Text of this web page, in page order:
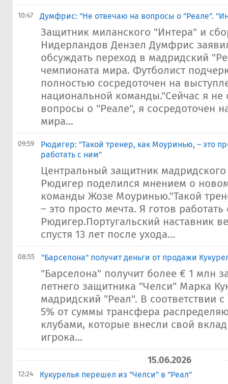
10:47 Думфрис: "Не отвечаю на вопросы о "Реале".
Защитник миланского "Интера" и
Нидерландов Дензел Думфрис
обсуждать переход в мадридский
чемпионата мира. Футболист
полностью сосредоточен на
национальной команды."Сейчас я не
вопросы о "Реале", я сосредоточен
мира...
09:59
Рюдигер: "Такой тренер, как Моуринью, – это
работать с ним"
Центральный защитник
Рюдигер поделился мнением о
команды Жозе Моуринью."Такой
– это просто мечта. Я готов
Рюдигер.Португальский наставник
спустя 13 лет после ухода...
08:55 "Барселона" получит деньги от продажи
"Барселона" получит более € 1 млн
летнего защитника "Челси" Марка
мадридский "Реал". В соответствии
5% от суммы трансфера
клубами, которые внесли свой
игрока...
15.06.2026
12:24 Кукурелья перешел из "Челси" в "Реал"